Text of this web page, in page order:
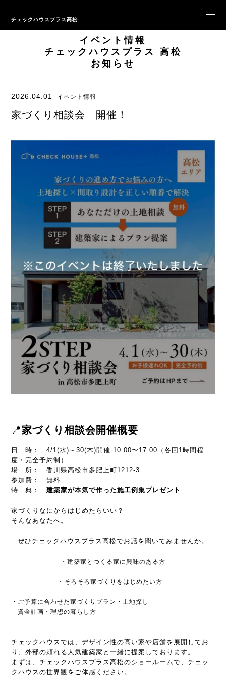
チェックハウスプラス高松
イベント情報
チェックハウスプラス 高松
お知らせ
2026.04.01 イベント情報
家づくり相談会 開催！
📍家づくり相談会開催概要
日 時： 4/1(水)～30(木)開催 10:00〜17:00（各回1時間程
度・完全予約制）
場 所： 香川県高松市多肥上町1212-3
参加費： 無料
特 典：建築家が本気で作った施工例集プレゼント
家づくりなにからはじめたらいい？
そんなあなたへ。
ぜひチェックハウスプラス高松でお話を聞いてみませんか。
・建築家とつくる家に興味のある方
・そろそろ家づくりをはじめたい方
・ご予算に合わせた家づくりプラン・土地探し
資金計画・理想の暮らし方
チェックハウスでは、デザイン性の高い家や店舗を展開してお
り、外部の頼れる人気建築家と一緒に提案しております。
まずは、チェックハウスプラス高松のショールームで、チェッ
クハウスの世界観をご体感ください。